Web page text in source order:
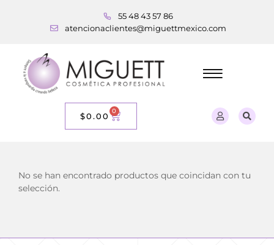
55 48 43 57 86
atencionaclientes@miguettmexico.com
$0.00 0
No se han encontrado productos que coincidan con tu
selección.